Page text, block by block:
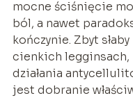
mocne ściśnięcie
ból, a nawet
kończynie. Zbyt
cienkich legginsach,
działania
jest dobranie